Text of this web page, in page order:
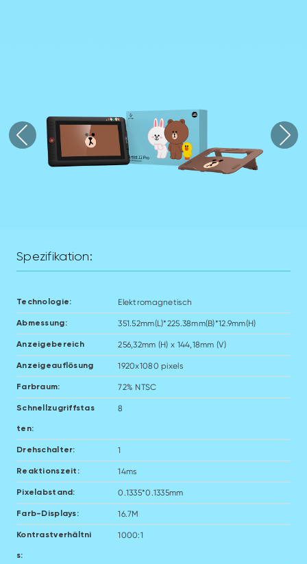
Spezifikation:
Technologie: Elektromagnetisch
Abmessung: 351.52mm(L)*225.38mm(B)*12.9mm(H)
Anzeigebereich 256,32mm (H) x 144,18mm (V)
Anzeigeauflösung 1920x1080 pixels
Farbraum: 72% NTSC
Schnellzugriffstas
ten:
8
Drehschalter: 1
Reaktionszeit: 14ms
Pixelabstand: 0.1335*0.1335mm
Farb-Displays: 16.7M
Kontrastverhältni
s:
1000:1